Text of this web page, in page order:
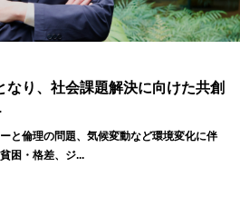
なり、社会課題解決に向けた共創
と倫理の問題、気候変動など環境変化に伴
困・格差、ジ...